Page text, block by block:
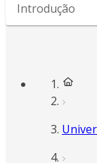
Introdução